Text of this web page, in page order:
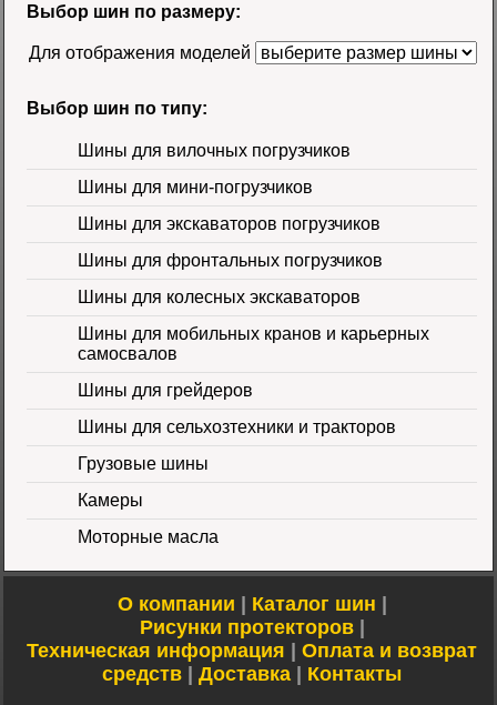
58500 руб.
Шина 16.9-30
14PR TL Galaxy
Цена 60000 руб.
Шина 16.9-24 16PR
IND-80 OzkaЦена
46000 руб.
Шина 10-16.5 10PR
ER-218 TL Nortec
Выбор шин по размеру:
Для отображения моделей
Выбор шин по типу:
Шины для вилочных погрузчиков
Шины для мини-погрузчиков
Шины для экскаваторов погрузчиков
Шины для фронтальных погрузчиков
Шины для колесных экскаваторов
Шины для мобильных кранов и карьерных
самосвалов
Шины для грейдеров
Шины для сельхозтехники и тракторов
Грузовые шины
Камеры
Моторные масла
О компании | Каталог шин |
Рисунки протекторов|
Техническая информация | Оплата и возврат
средств | Доставка | Контакты